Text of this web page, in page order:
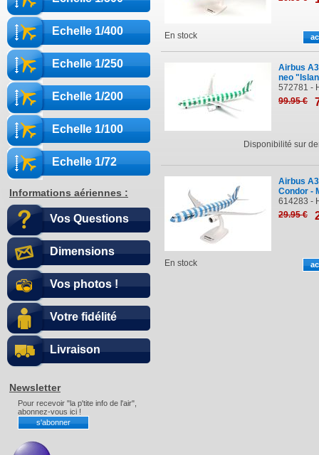
Echelle 1/400
Echelle 1/250
Echelle 1/200
Echelle 1/100
Echelle 1/72
Informations aériennes :
Vos Questions
Dimensions
Vos photos !
Votre fidélité
Livraison
Newsletter
Pour recevoir "la p'tite info de l'air",
abonnez-vous ici !
En stock
Airbus
neo
572781 -
99.95 €
Disponibilité sur
Airbus
Condor -
614283 -
29.95 €
En stock